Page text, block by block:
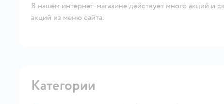
В нашем интернет-магазине действует много акций и
акций из меню сайта.
Категории